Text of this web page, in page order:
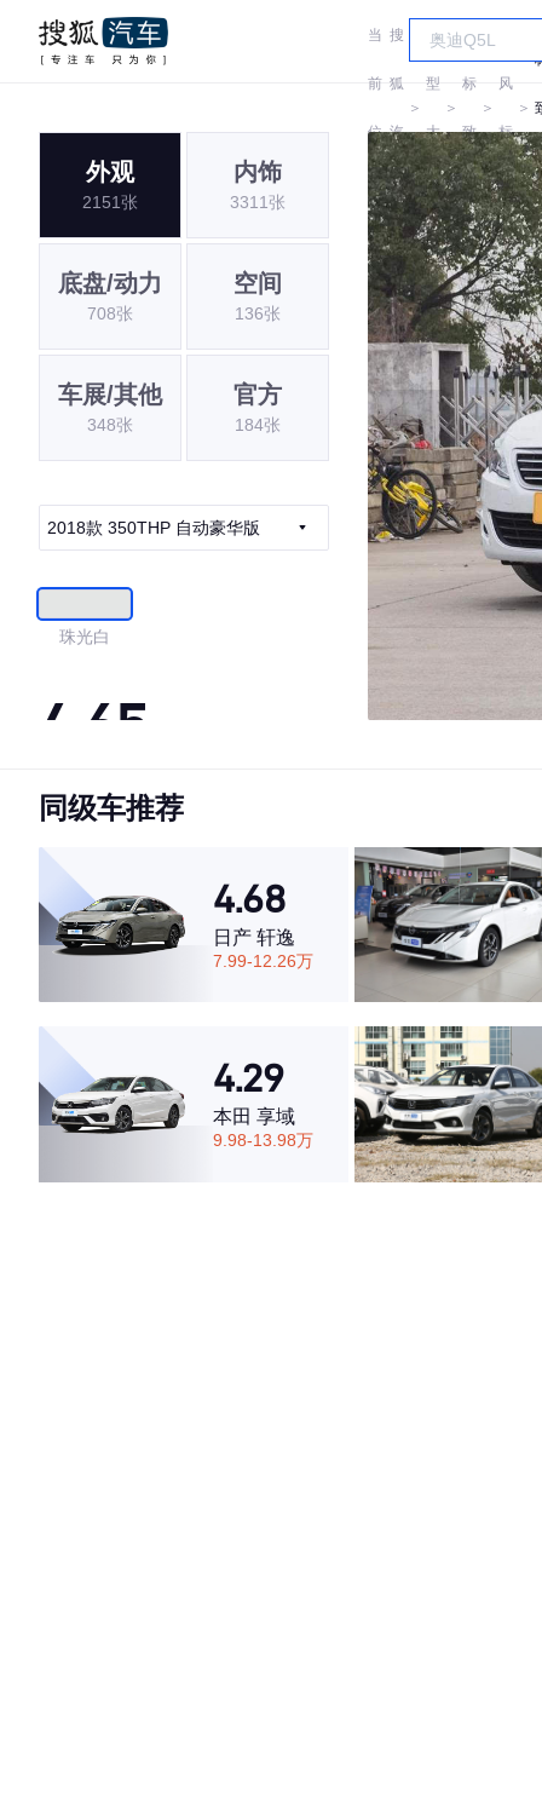
当
前
位
置:
搜
狐
汽
车
＞
车
型
大
全
＞
标
致
＞
风
标
致
＞
外观
2151张
内饰
3311张
底盘/动力
708张
空间
136张
车展/其他
348张
官方
184张
2018款 350THP 自动豪华版
珠光白
4.65
·外观表现一般，低于61%同级车
·空间表现较为优秀，优于71%同级车
同级车推荐
4.68
日产 轩逸
7.99-12.26万
4.29
本田 享域
9.98-13.98万